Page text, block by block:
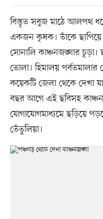
বিস্তৃত সবুজ মাঠে আলপথ
একজন কৃষক। তাঁকে ছাপিয়ে
সোনালি কাঞ্চনজঙ্ঘার চূড়া।
তোলা। হিমালয়
কয়েকটি জেলা থেকে দেখা
বছর আগে এই ছবিসহ
যোগাযোগমাধ্যমে ছড়িয়ে
তেঁতুলিয়া।